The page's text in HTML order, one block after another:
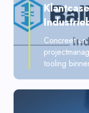
Concreet
tooling